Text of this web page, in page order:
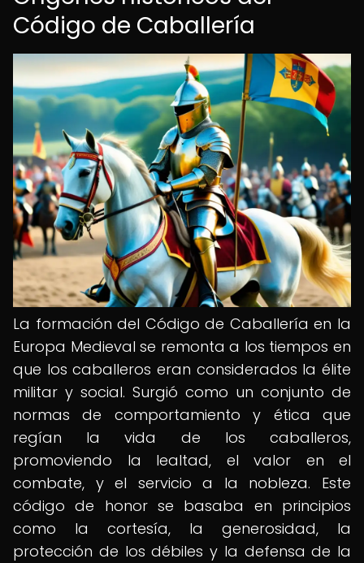
Código de Caballería
La formación del Código de Caballería en la
Europa Medieval se remonta a los tiempos en
que los caballeros eran considerados la élite
militar y social. Surgió como un conjunto de
normas de comportamiento y ética que
regían la vida de los caballeros,
promoviendo la lealtad, el valor en el
combate, y el servicio a la nobleza. Este
código de honor se basaba en principios
como la cortesía, la generosidad, la
protección de los débiles y la defensa de la